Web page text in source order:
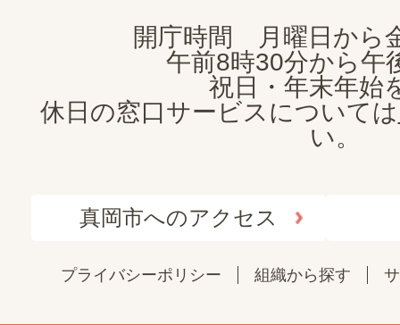
開庁時間 月曜日から
午前8時30分から午
祝日・年末年始
休日の窓口サービスについては
い。
真岡市へのアクセス
プライバシーポリシー 組織から探す